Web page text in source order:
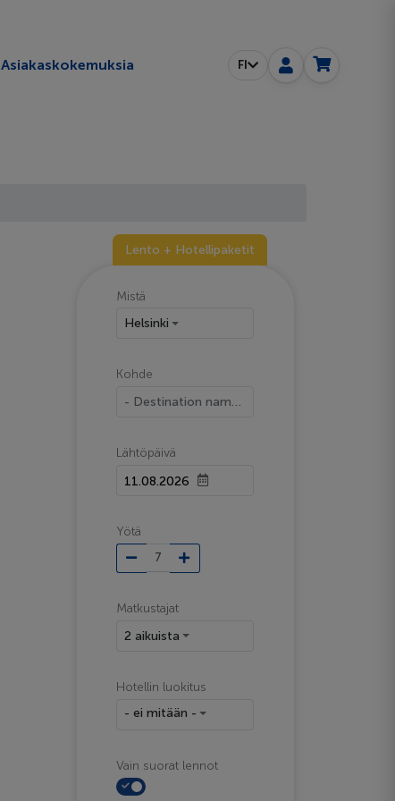
Asiakaskokemuksia FI
Lento + Hotellipaketit
Mistä
Helsinki
Kohde
- Destination name -
Lähtöpäivä
Yötä
Matkustajat
2 aikuista
Hotellin luokitus
- ei mitään -
Vain suorat lennot